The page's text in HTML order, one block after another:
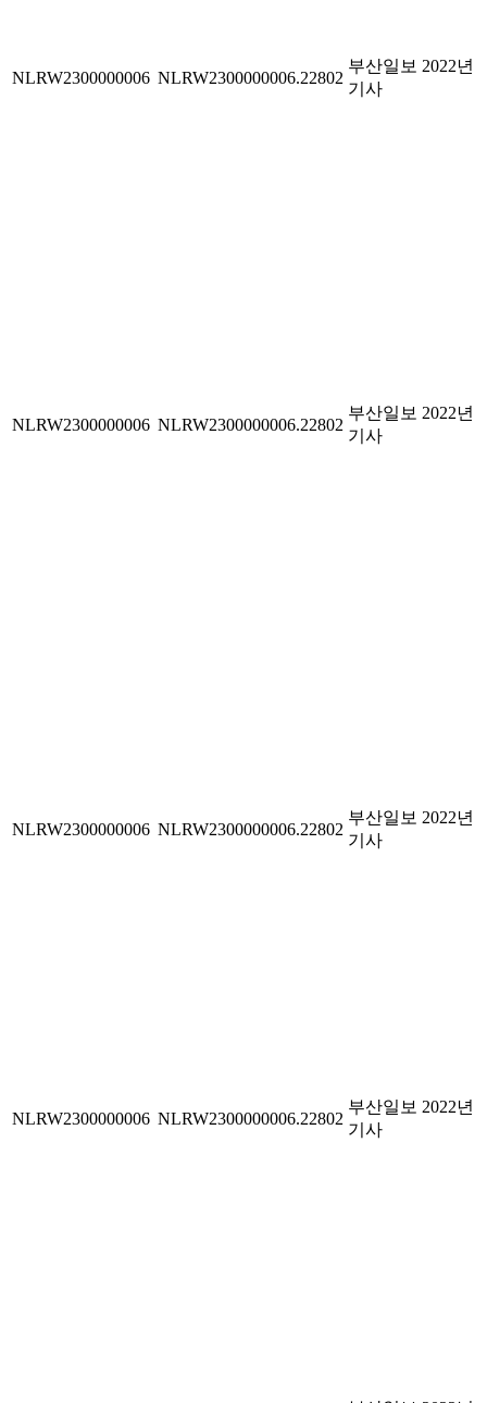
NLRW2300000006 NLRW2300000006.22802
부산일보 2022년
기사
NLRW2300000006 NLRW2300000006.22802
부산일보 2022년
기사
NLRW2300000006 NLRW2300000006.22802
부산일보 2022년
기사
NLRW2300000006 NLRW2300000006.22802
부산일보 2022년
기사